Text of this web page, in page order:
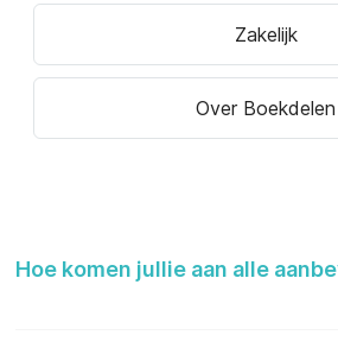
Zakelijk
Over Boekdelen
Hoe komen jullie aan alle